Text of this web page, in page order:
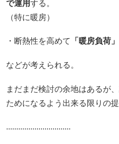
で運用する。
（特に暖房）
・断熱性を高めて 「暖房負荷
などが考えられる。
まだまだ検討の余地はあるが
ためになるよう出来る限りの
................................